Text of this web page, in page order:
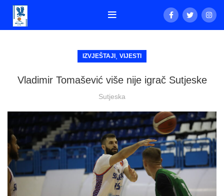
IZVJEŠTAJI VIJESTI
Vladimir Tomašević više nije igrač Sutjeske
Sutjeska